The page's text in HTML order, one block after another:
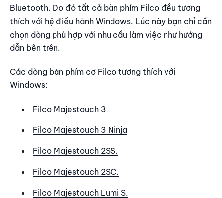
Bluetooth. Do đó tất cả bàn phím Filco đều tương
thích với hệ điều hành Windows. Lúc này bạn chỉ cần
chọn dòng phù hợp với nhu cầu làm việc như hướng
dẫn bên trên.
Các dòng bàn phím cơ Filco tương thích với
Windows:
Filco Majestouch 3
Filco Majestouch 3 Ninja
Filco Majestouch 2SS.
Filco Majestouch 2SC.
Filco Majestouch Lumi S.